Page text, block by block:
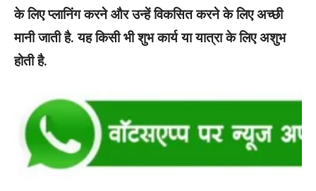
के लिए प्लानिंग करने और उन्हें विकसित करने के लिए अच्छी
मानी जाती है. यह किसी भी शुभ कार्य या यात्रा के लिए अशुभ
होती है.